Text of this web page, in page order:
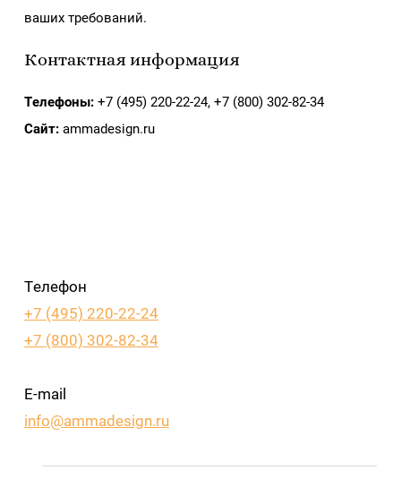
ваших требований.
Контактная информация
Телефоны:+7 (495) 220‑22‑24, +7 (800) 302‑82‑34
Сайт:ammadesign.ru
Телефон
+7 (495) 220-22-24
+7 (800) 302-82-34
E-mail
info@ammadesign.ru